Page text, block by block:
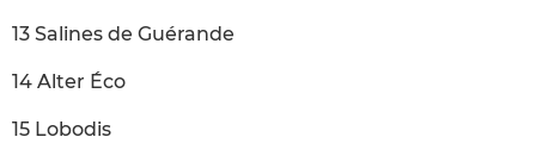
13 Salines de Guérande
14 Alter Éco
15 Lobodis